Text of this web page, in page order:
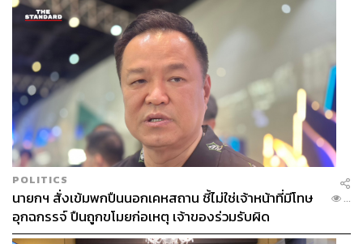
Giorgio Armani เปิดตัว Prisma Glass ลิปกลอสเนื้อบางเบาที่
ให้ความแวววาวดุจกระจก และบำรุงริมฝีปากด้วยเทคโนโลยี
Oil-In-Gloss ผสานส่วนผสมเพิ่มความแวววาว 62% และสค
วาเลน 15% ช่วยเพิ่มความชุ่มชื้นยาวนานถึง 24 ชั่วโมง มีให้
เลือก 7 เฉดสี ตั้งแต่ใสไปจนถึงสีสันสดใส
ภาพ: Courtesy of Brands
TAGS: Gucci Beauty Skincare สกินแคร์
ลิปกลอส
Gucci
Beauty Roundup น้ำหอม
Balmain
เครื่องสำอาง
Hourglass Giorgio Armani
POLITICS
นายกฯ สั่งเข้มพกปืนนอกเคหสถาน ชี้ไม่ใช่เจ้าหน้าที่มีโทษ
อุกฉกรรจ์ ปืนถูกขโมยก่อเหตุ เจ้าของร่วมรับผิด
...